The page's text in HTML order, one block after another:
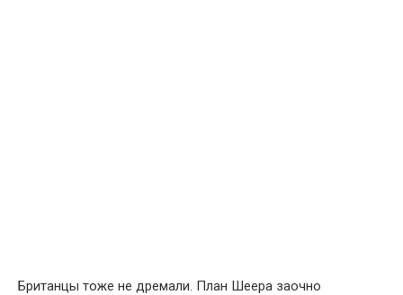
Британцы тоже не дремали. План Шеера заочно